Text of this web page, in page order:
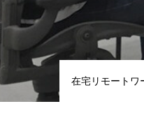
フロント
在宅リモートワ